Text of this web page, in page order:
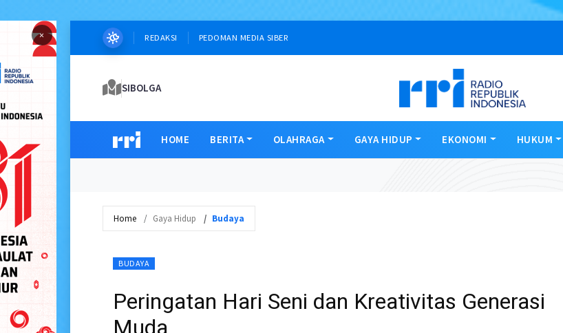
× REDAKSI PEDOMAN MEDIA SIBER
SIBOLGA
HOME BERITA OLAHRAGA GAYA HIDUP EKONOMI HUKUM
Home Gaya Hidup Budaya
BUDAYA
Peringatan Hari Seni dan Kreativitas Generasi
Muda